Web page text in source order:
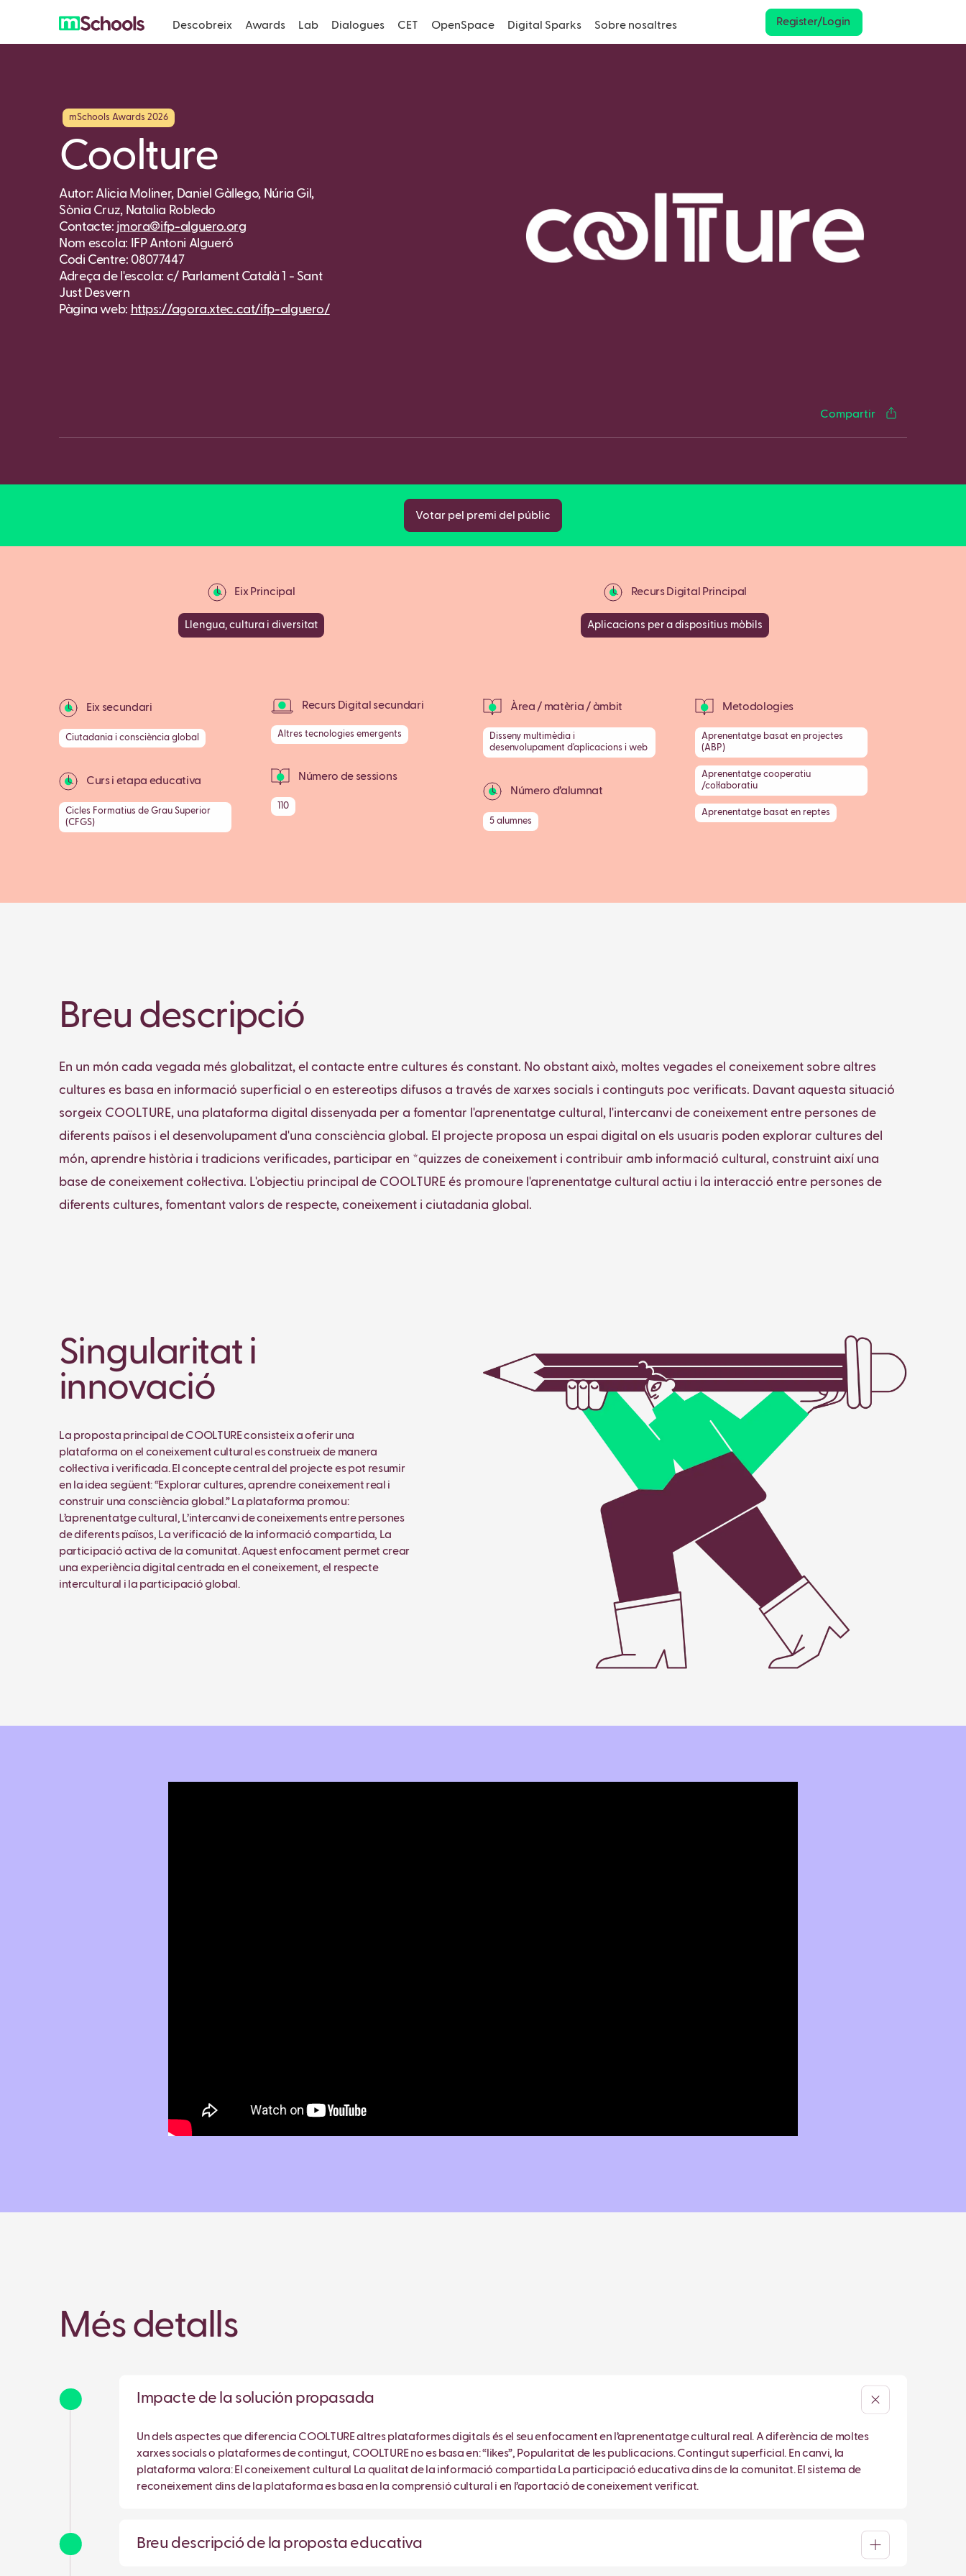
Descobreix Awards Lab Dialogues CET OpenSpace Digital Sparks Sobre nosaltres Register/Login
mSchools Awards 2026
Coolture
Autor: Alicia Moliner, Daniel Gàllego, Núria Gil,
Sònia Cruz, Natalia Robledo
Contacte: jmora@ifp-alguero.org
Nom escola: IFP Antoni Algueró
Codi Centre: 08077447
Adreça de l'escola: c/ Parlament Català 1 - Sant
Just Desvern
Pàgina web: https://agora.xtec.cat/ifp-alguero/
Compartir
Votar pel premi del públic
Eix Principal
Llengua, cultura i diversitat
Recurs Digital Principal
Aplicacions per a dispositius mòbils
Eix secundari
Ciutadania i consciència global
Curs i etapa educativa
Cicles Formatius de Grau Superior
(CFGS)
Recurs Digital secundari
Altres tecnologies emergents
Número de sessions
110
Àrea / matèria / àmbit
Disseny multimèdia i
desenvolupament d'aplicacions i web
Número d’alumnat
5 alumnes
Metodologies
Aprenentatge basat en projectes
(ABP)
Aprenentatge cooperatiu
/col·laboratiu
Aprenentatge basat en reptes
Breu descripció
En un món cada vegada més globalitzat, el contacte entre cultures és constant. No obstant això, moltes vegades el coneixement sobre altres
cultures es basa en informació superficial o en estereotips difusos a través de xarxes socials i continguts poc verificats. Davant aquesta situació
sorgeix COOLTURE, una plataforma digital dissenyada per a fomentar l'aprenentatge cultural, l'intercanvi de coneixement entre persones de
diferents països i el desenvolupament d'una consciència global. El projecte proposa un espai digital on els usuaris poden explorar cultures del
món, aprendre història i tradicions verificades, participar en *quizzes de coneixement i contribuir amb informació cultural, construint així una
base de coneixement col·lectiva. L'objectiu principal de COOLTURE és promoure l'aprenentatge cultural actiu i la interacció entre persones de
diferents cultures, fomentant valors de respecte, coneixement i ciutadania global.
Singularitat i
innovació
La proposta principal de COOLTURE consisteix a oferir una
plataforma on el coneixement cultural es construeix de manera
col·lectiva i verificada. El concepte central del projecte es pot resumir
en la idea següent: “Explorar cultures, aprendre coneixement real i
construir una consciència global.” La plataforma promou:
L’aprenentatge cultural, L’intercanvi de coneixements entre persones
de diferents països, La verificació de la informació compartida, La
participació activa de la comunitat. Aquest enfocament permet crear
una experiència digital centrada en el coneixement, el respecte
intercultural i la participació global.
Més detalls
Impacte de la solución propasada
Un dels aspectes que diferencia COOLTURE altres plataformes digitals és el seu enfocament en l’aprenentatge cultural real. A diferència de moltes
xarxes socials o plataformes de contingut, COOLTURE no es basa en: “likes”, Popularitat de les publicacions. Contingut superficial. En canvi, la
plataforma valora: El coneixement cultural La qualitat de la informació compartida La participació educativa dins de la comunitat. El sistema de
reconeixement dins de la plataforma es basa en la comprensió cultural i en l’aportació de coneixement verificat.
Breu descripció de la proposta educativa